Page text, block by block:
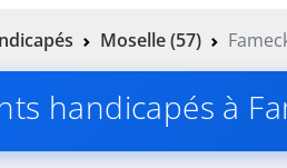
Moselle (57)
handicapés à